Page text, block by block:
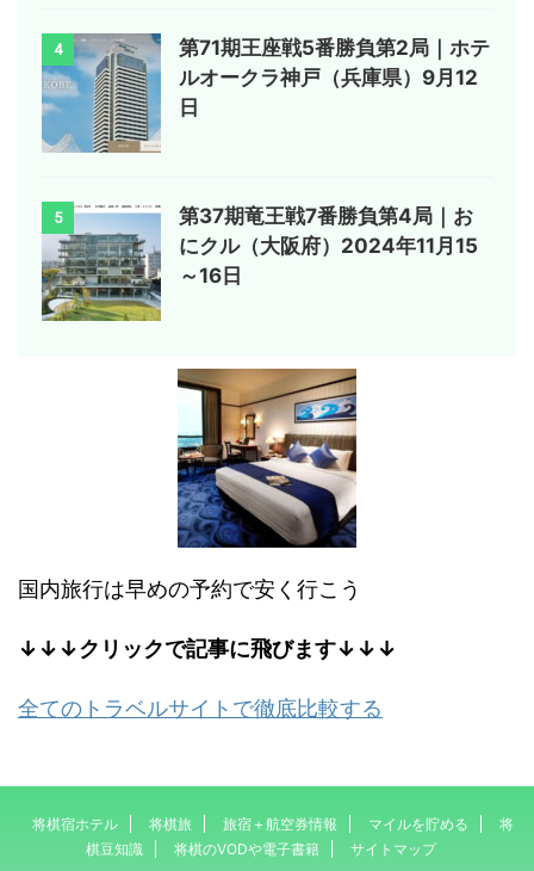
4
第71期王座戦5番勝負第2局｜ホテ
ルオークラ神戸（兵庫県）9月12
日
5
第37期竜王戦7番勝負第4局｜お
にクル（大阪府）2024年11月15
～16日
国内旅行は早めの予約で安く行こう
↓↓↓クリックで記事に飛びます↓↓↓
全てのトラベルサイトで徹底比較する
将棋宿ホテル 将棋旅 旅宿＋航空券情報 マイルを貯める
将
棋豆知識
将棋のVODや電子書籍 サイトマップ